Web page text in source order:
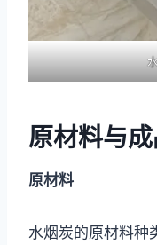
原材料与
原材料
水烟炭的原材料种